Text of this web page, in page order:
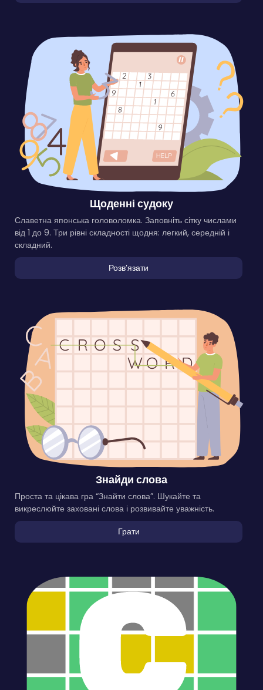
Щоденні судоку
Славетна японська головоломка. Заповніть сітку числами
від 1 до 9. Три рівні складності щодня: легкий, середній і
складний.
Розвʼязати
Знайди слова
Проста та цікава гра “Знайти слова”. Шукайте та
викреслюйте заховані слова і розвивайте уважність.
Грати